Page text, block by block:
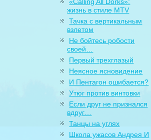
жизнь в стиле MTV
Тачка с вертикальным
взлетом
Не бойтесь робости
своей…
Первый трехглазый
Неясное ясновидение
И Пентагон ошибается?
Утюг против винтовки
Если друг не признался
вдруг…
Танцы на углях
Школа ужасов Андрея И